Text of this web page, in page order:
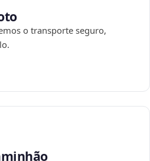
o transporte seguro,